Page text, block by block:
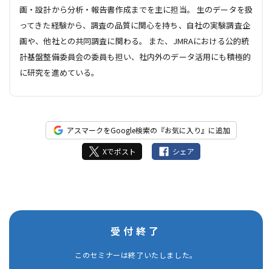
画・設計から分析・報告書作成までを主に担当。 生のデータを扱
ってきた経験から、調査の品質に関心を持ち、自社の実験調査企
画や、他社との共同調査に関わる。 また、JMRAにおける公的統
計基盤整備委員会の委員も担い、社内外のデータ活用にも積極的
に研究を進めている。
アスマークをGoogle検索の『お気に入り』に追加
Xでポスト シェア
受付終了
このセミナーは終了いたしました。